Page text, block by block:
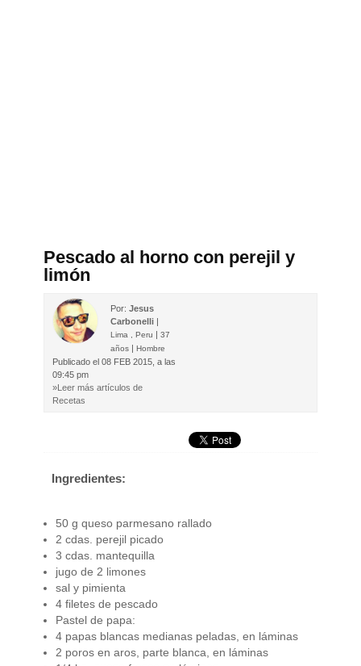
Pescado al horno con perejil y
limón
Por:Jesus
Carbonelli |
Lima , Peru |37
años |Hombre
Publicado el 08 FEB 2015, a las
09:45 pm
»Leer más artículos de
Recetas
Ingredientes:
50 g queso parmesano rallado
2 cdas. perejil picado
3 cdas. mantequilla
jugo de 2 limones
sal y pimienta
4 filetes de pescado
Pastel de papa:
4 papas blancas medianas peladas, en láminas
2 poros en aros, parte blanca, en láminas